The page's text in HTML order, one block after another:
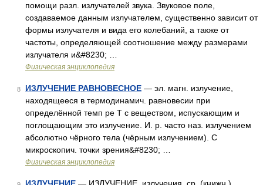
помощи разл. излучателей звука. Звуковое поле,
создаваемое данным излучателем, существенно зависит от
формы излучателя и вида его колебаний, а также от
частоты, определяющей соотношение между размерами
излучателя и&#8230; …
Физическая энциклопедия
8 ИЗЛУЧЕНИЕ РАВНОВЕСНОЕ — эл. магн. излучение,
находящееся в термодинамич. равновесии при
определённой темп ре Т с веществом, испускающим и
поглощающим это излучение. И. р. часто наз. излучением
абсолютно чёрного тела (чёрным излучением). С
микроскопич. точки зрения&#8230; …
Физическая энциклопедия